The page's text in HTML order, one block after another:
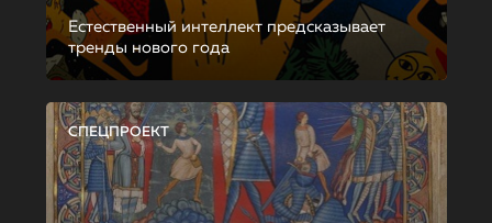
Естественный интеллект предсказывает
тренды нового года
СПЕЦПРОЕКТ